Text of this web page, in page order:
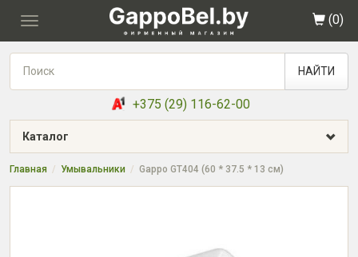
Toggle
(0)
НАЙТИ
+375 (29) 116-62-00
Каталог
Главная Умывальники Gappo GT404 (60 * 37.5 * 13 см)